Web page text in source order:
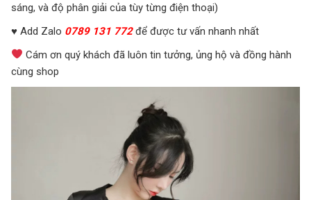
sáng, và độ phân giải của tùy từng điện thoại)
♥ Add Zalo 0789 131 772để được tư vấn nhanh nhất
Cám ơn quý khách đã luôn tin tưởng, ủng hộ và đồng hành
cùng shop